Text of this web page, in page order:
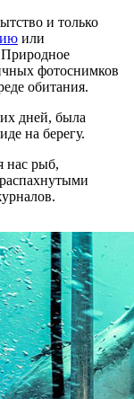
и только
или
Природное
фотоснимков
обитания.
дней, была
на берегу.
нас рыб,